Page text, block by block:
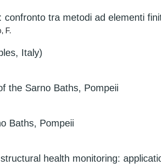
tra metodi ad elementi
F.
Italy)
the Sarno Baths, Pompeii
Baths, Pompeii
health monitoring: